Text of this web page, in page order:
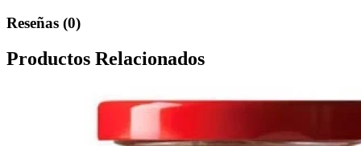
Reseñas (0)
Productos Relacionados